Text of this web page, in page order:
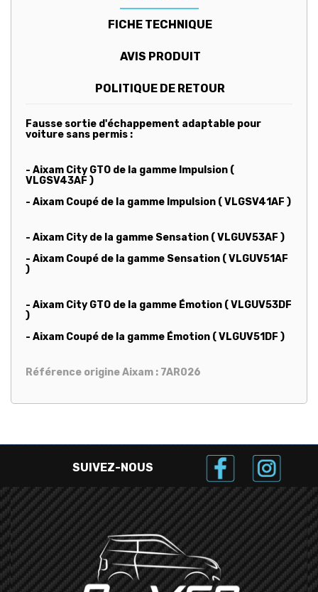
FICHE TECHNIQUE
AVIS PRODUIT
POLITIQUE DE RETOUR
Fausse sortie d'échappement adaptable pour
voiture sans permis :
- Aixam City GTO de la gamme Impulsion (
VLGSV43AF )
- Aixam Coupé de la gamme Impulsion ( VLGSV41AF )
- Aixam City de la gamme Sensation ( VLGUV53AF )
- Aixam Coupé de la gamme Sensation ( VLGUV51AF
)
- Aixam City GTO de la gamme Émotion ( VLGUV53DF
)
- Aixam Coupé de la gamme Émotion ( VLGUV51DF )
Référence origine Aixam : 7AR026
SUIVEZ-NOUS